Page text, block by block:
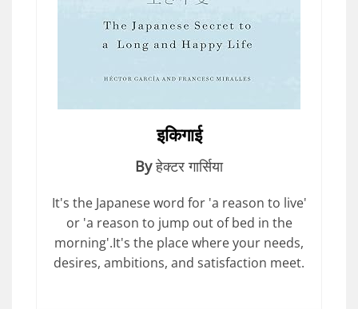
इकिगाई
By हेक्टर गार्सिया
It's the Japanese word for 'a reason to live'
or 'a reason to jump out of bed in the
morning'.It's the place where your needs,
desires, ambitions, and satisfaction meet.